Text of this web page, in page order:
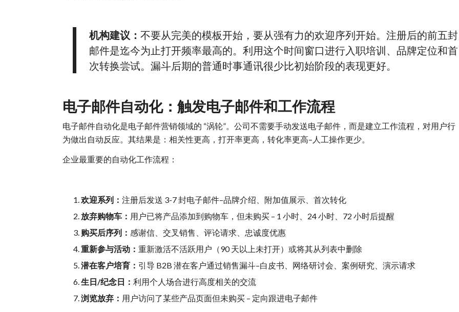
机构建议： 不要从完美的模板开始，要从强有力的欢迎序列开始。注册后的前五封
邮件是迄今为止打开频率最高的。利用这个时间窗口进行入职培训、品牌定位和首
次转换尝试。漏斗后期的普通时事通讯很少比初始阶段的表现更好。
电子邮件自动化：触发电子邮件和工作流程
电子邮件自动化是电子邮件营销领域的 “涡轮”。公司不需要手动发送电子邮件，而是建立工作流程，对用户行
为做出自动反应。其结果是：相关性更高，打开率更高，转化率更高–人工操作更少。
企业最重要的自动化工作流程：
欢迎系列： 注册后发送 3-7 封电子邮件–品牌介绍、附加值展示、首次转化
放弃购物车： 用户已将产品添加到购物车，但未购买 – 1 小时、24 小时、72 小时后提醒
购买后序列： 感谢信、交叉销售、评论请求、忠诚度优惠
重新参与活动： 重新激活不活跃用户（90 天以上未打开）或将其从列表中删除
潜在客户培育： 引导 B2B 潜在客户通过销售漏斗–白皮书、网络研讨会、案例研究、演示请求
生日/纪念日： 利用个人场合进行高度相关的交流
浏览放弃： 用户访问了某些产品页面但未购买 – 定向跟进电子邮件